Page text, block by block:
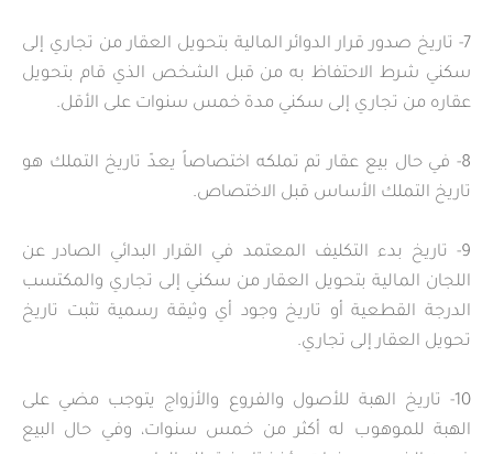
7- تاريخ صدور قرار الدوائر المالية بتحويل العقار من تجاري إلى
سكني شرط الاحتفاظ به من قبل الشخص الذي قام بتحويل
عقاره من تجاري إلى سكني مدة خمس سنوات على الأقل.
8- في حال بيع عقار تم تملكه اختصاصاً يعدّ تاريخ التملك هو
تاريخ التملك الأساس قبل الاختصاص.
9- تاريخ بدء التكليف المعتمد في القرار البدائي الصادر عن
اللجان المالية بتحويل العقار من سكني إلى تجاري والمكتسب
الدرجة القطعية أو تاريخ وجود أي وثيقة رسمية تثبت تاريخ
تحويل العقار إلى تجاري.
10- تاريخ الهبة للأصول والفروع والأزواج يتوجب مضي على
الهبة للموهوب له أكثر من خمس سنوات، وفي حال البيع